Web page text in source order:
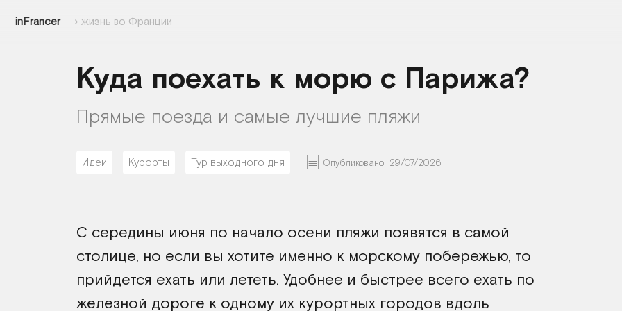
inFrancer⟶ жизнь во Франции
Куда поехать к морю с Парижа?
Прямые поезда и самые лучшие пляжи
Идеи Курорты Тур выходного дня Опубликовано: 29/07/2026
С середины июня по начало осени пляжи появятся в самой
столице, но если вы хотите именно к морскому побережью, то
прийдется ехать или лететь. Удобнее и быстрее всего ехать по
железной дороге к одному их курортных городов вдоль